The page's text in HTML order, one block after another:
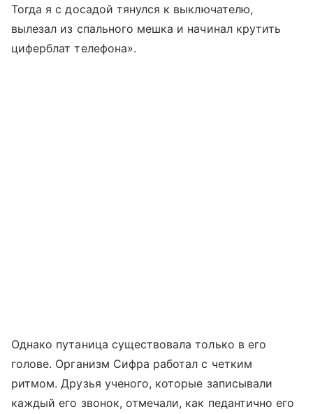
Тогда я с досадой тянулся к выключателю,
вылезал из спального мешка и начинал крутить
циферблат телефона».
Однако путаница существовала только в его
голове. Организм Сифра работал с четким
ритмом. Друзья ученого, которые записывали
каждый его звонок, отмечали, как педантично его